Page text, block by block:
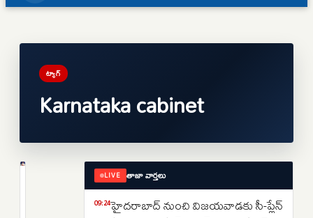
ట్యాగ్
Karnataka cabinet
LIVE తాజా వార్తలు
09:24హైదరాబాద్ నుంచి విజయవాడకు సీ-ప్లేన్